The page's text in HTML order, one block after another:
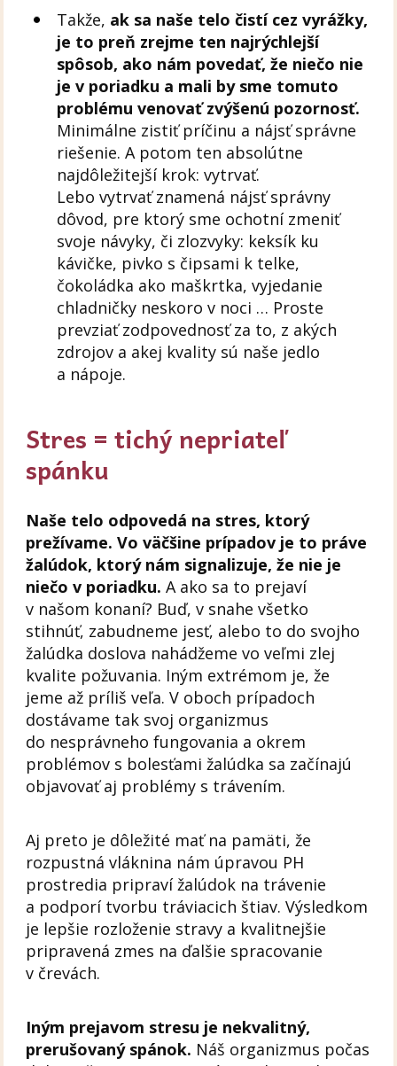
Takže, ak sa naše telo čistí cez vyrážky,
je to preň zrejme ten najrýchlejší
spôsob, ako nám povedať, že niečo nie
je v poriadku a mali by sme tomuto
problému venovať zvýšenú pozornosť.
Minimálne zistiť príčinu a nájsť správne
riešenie. A potom ten absolútne
najdôležitejší krok: vytrvať.
Lebo vytrvať znamená nájsť správny
dôvod, pre ktorý sme ochotní zmeniť
svoje návyky, či zlozvyky: keksík ku
kávičke, pivko s čipsami k telke,
čokoládka ako maškrtka, vyjedanie
chladničky neskoro v noci … Proste
prevziať zodpovednosť za to, z akých
zdrojov a akej kvality sú naše jedlo
a nápoje.
Stres = tichý nepriateľ
spánku
Naše telo odpovedá na stres, ktorý
prežívame. Vo väčšine prípadov je to práve
žalúdok, ktorý nám signalizuje, že nie je
niečo v poriadku. A ako sa to prejaví
v našom konaní? Buď, v snahe všetko
stihnúť, zabudneme jesť, alebo to do svojho
žalúdka doslova nahádžeme vo veľmi zlej
kvalite požuvania. Iným extrémom je, že
jeme až príliš veľa. V oboch prípadoch
dostávame tak svoj organizmus
do nesprávneho fungovania a okrem
problémov s bolesťami žalúdka sa začínajú
objavovať aj problémy s trávením.
Aj preto je dôležité mať na pamäti, že
rozpustná vláknina nám úpravou PH
prostredia pripraví žalúdok na trávenie
a podporí tvorbu tráviacich štiav. Výsledkom
je lepšie rozloženie stravy a kvalitnejšie
pripravená zmes na ďalšie spracovanie
v črevách.
Iným prejavom stresu je nekvalitný,
prerušovaný spánok. Náš organizmus počas